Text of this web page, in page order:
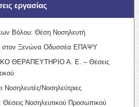
εργασίας
Βόλου: Θέση Νοσηλευτή
στον Ξενώνα Οδυσσέα ΕΠΑΨΥ
ΘΕΡΑΠΕΥΤΗΡΙΟ Α. Ε. – Θέσεις
Νοσηλευτές/Νοσηλεύτριες
Νοσηλευτικού Προσωπικού